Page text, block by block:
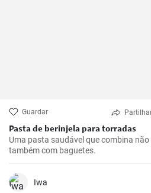
Guardar
Pasta de berinjela para torradas
Uma pasta saudável que combina
também com baguetes.
Iwa